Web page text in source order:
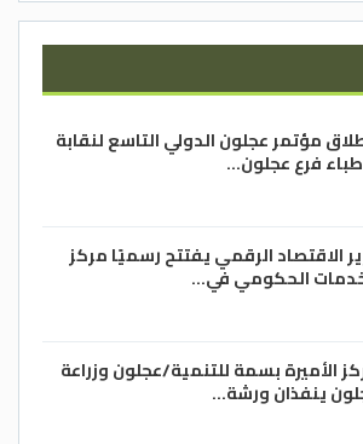
مؤتمر عجلون الدولي التاسع لنقابة
فرع عجلون…
الاقتصاد الرقمي يفتتح رسميًا مركز
الحكومي في…
الأميرة بسمة للتنمية/عجلون وزراعة
ينفذان ورشة…